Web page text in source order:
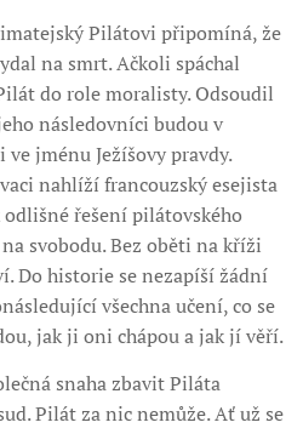
Pilátovi připomíná, že
na smrt. Ačkoli spáchal
do role moralisty. Odsoudil
následovníci budou v
jménu Ježíšovy pravdy.
nahlíží francouzský esejista
řešení pilátovského
svobodu. Bez oběti na kříži
Do historie se nezapíší žádní
všechna učení, co se
jak ji oni chápou a jak jí věří.
snaha zbavit Piláta
Pilát za nic nemůže. Ať už se